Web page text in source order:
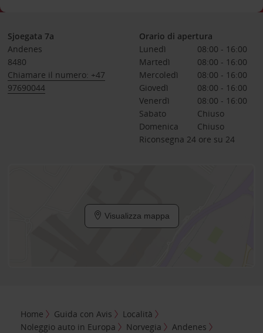
Sjoegata 7a
Andenes
8480
Chiamare il numero: +47
97690044
Orario di apertura
Lunedì
08:00 - 16:00
Martedì
08:00 - 16:00
Mercoledì
08:00 - 16:00
Giovedì
08:00 - 16:00
Venerdì
08:00 - 16:00
Sabato
Chiuso
Domenica
Chiuso
Riconsegna 24 ore su 24
Visualizza mappa
Home Guida con Avis
Località
Noleggio auto in Europa
Norvegia
Andenes